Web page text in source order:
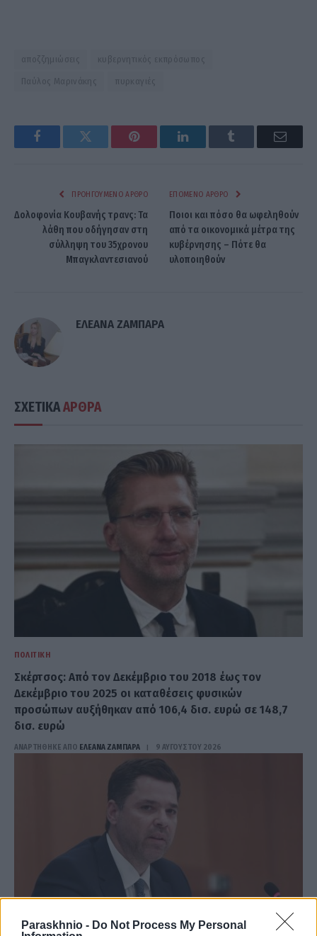
Paraskhnio - Do Not Process My Personal
αποζζημιώσεις κυβερνητικός εκπρόσωπος
Παύλος Μαρινάκης πυρκαγιές
FacebookTwitter Pinterest LinkedInTumblr Email
ΠΡΟΗΓΟΎΜΕΝΟ ΆΡΘΡΟ
Δολοφονία Κουβανής τρανς: Τα
λάθη που οδήγησαν στη
σύλληψη του 35χρονου
Μπαγκλαντεσιανού
ΕΠΌΜΕΝΟ ΆΡΘΡΟ
Ποιοι και πόσο θα ωφεληθούν
από τα οικονομικά μέτρα της
κυβέρνησης – Πότε θα
υλοποιηθούν
ΕΛΕΑΝΑ ΖΑΜΠΑΡΑ
ΣΧΕΤΙΚΑΑΡΘΡΑ
ΠΟΛΙΤΙΚΉ
Σκέρτσος: Από τον Δεκέμβριο του 2018 έως τον
Δεκέμβριο του 2025 οι καταθέσεις φυσικών
προσώπων αυξήθηκαν από 106,4 δισ. ευρώ σε 148,7
δισ. ευρώ
ΑΝΑΡΤΗΘΗΚΕ ΑΠΟ ΕΛΕΑΝΑ ΖΑΜΠΑΡΑ 9 ΑΥΓΟΎΣΤΟΥ 2026